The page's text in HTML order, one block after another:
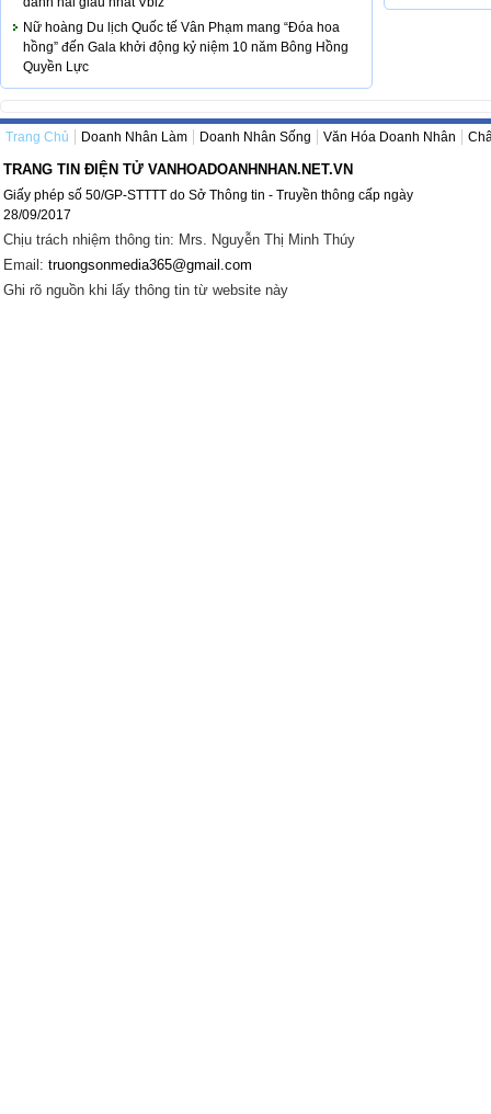
Nữ hoàng Du lịch Quốc tế Vân Phạm mang “Đóa hoa
hồng” đến Gala khởi động kỷ niệm 10 năm Bông Hồng
Quyền Lực
Trang Chủ Doanh Nhân Làm Doanh Nhân Sống Văn Hóa Doanh Nhân
TRANG TIN ĐIỆN TỬ VANHOADOANHNHAN.NET.VN
Giấy phép số 50/GP-STTTT do Sở Thông tin - Truyền thông cấp ngày
28/09/2017
Chịu trách nhiệm thông tin: Mrs. Nguyễn Thị Minh Thúy
Email: truongsonmedia365@gmail.com
Ghi rõ nguồn khi lấy thông tin từ website này